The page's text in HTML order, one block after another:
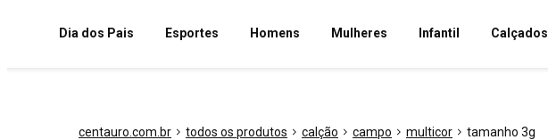
Dia dos Pais Esportes Homens Mulheres Infantil Calçados
centauro.com.br todos os produtos calção campo multicor tamanho 3g